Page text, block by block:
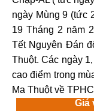
ngày Mùng 9 (tức
19 Tháng 2 năm
Tết Nguyên Đán
Thuột. Các ngày
cao điểm trong
Ma Thuột về
Giá